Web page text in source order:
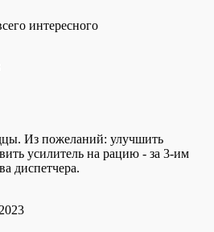
интересного
Из пожеланий: улучшить
усилитель на рацию - за 3-им
диспетчера.